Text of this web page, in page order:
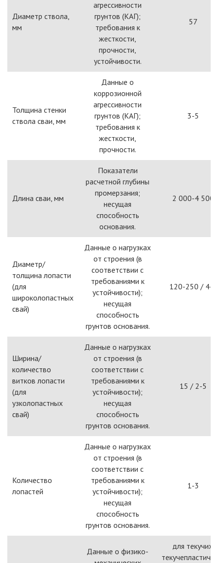
Диаметр ствола,
мм
агрессивности
грунтов (КАГ);
требования к
жесткости,
прочности,
устойчивости.
57
Толщина стенки
ствола сваи, мм
Данные о
коррозионной
агрессивности
грунтов (КАГ);
требования к
жесткости,
прочности.
3-5
Длина сваи, мм
Показатели
расчетной глубины
промерзания;
несущая
способность
основания.
2 000-4 500
Диаметр/
толщина лопасти
(для
широколопастных
свай)
Данные о нагрузках
от строения (в
соответствии с
требованиями к
устойчивости);
несущая
способность
грунтов основания.
120-250 / 4-6
Ширина/
количество
витков лопасти
(для
узколопастных
свай)
Данные о нагрузках
от строения (в
соответствии с
требованиями к
устойчивости);
несущая
способность
грунтов основания.
15 / 2-5
Количество
лопастей
Данные о нагрузках
от строения (в
соответствии с
требованиями к
устойчивости);
несущая
способность
грунтов основания.
1-3
Данные о физико-
для текучих,